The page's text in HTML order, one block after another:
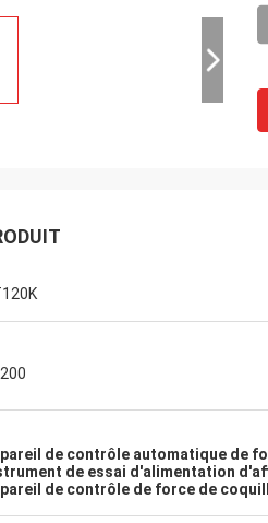
de contrôle automatique de
de essai d'alimentation
de contrôle de force de